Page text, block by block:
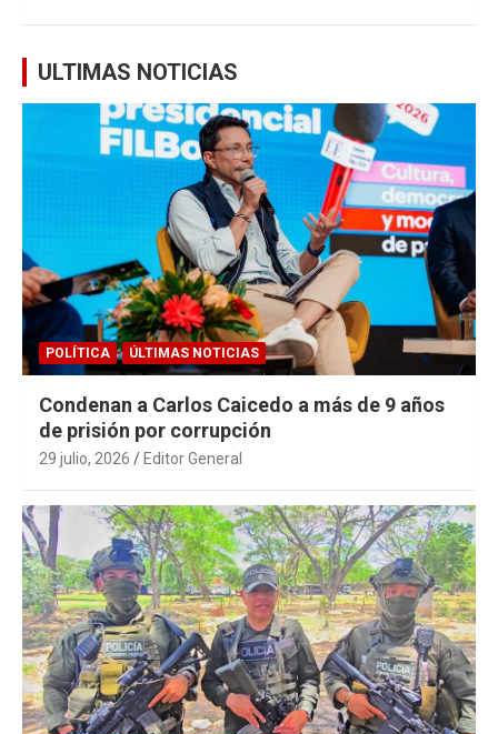
ULTIMAS NOTICIAS
POLÍTICA ÚLTIMAS NOTICIAS
Condenan a Carlos Caicedo a más de 9 años
de prisión por corrupción
29 julio, 2026 Editor General